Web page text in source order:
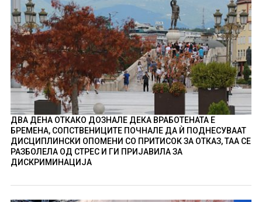
ДВА ДЕНА ОТКАКО ДОЗНАЛЕ ДЕКА ВРАБОТЕНАТА Е
БРЕМЕНА, СОПСТВЕНИЦИТЕ ПОЧНАЛЕ ДА Ѝ ПОДНЕСУВААТ
ДИСЦИПЛИНСКИ ОПОМЕНИ СО ПРИТИСОК ЗА ОТКАЗ, ТАА СЕ
РАЗБОЛЕЛА ОД СТРЕС И ГИ ПРИЈАВИЛА ЗА
ДИСКРИМИНАЦИЈА